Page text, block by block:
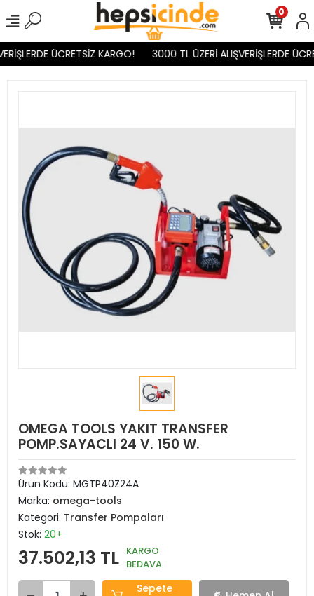
ÜCRETSİZ KARGO! 3000 TL ÜZERİ ALIŞVERİŞLERDE
0
OMEGA TOOLS YAKIT TRANSFER
POMP.SAYACLI 24 V. 150 W.
Ürün Kodu: MGTP40Z24A
Marka: omega-tools
Kategori: Transfer Pompaları
Stok: 20+
37.502,13 TL KARGO
BEDAVA
Sepete